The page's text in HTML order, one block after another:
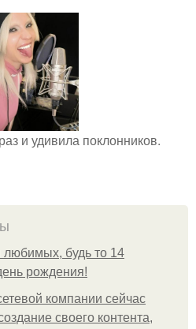
и удивила поклонников.
будь то 14
рождения!
компании сейчас
своего контента,